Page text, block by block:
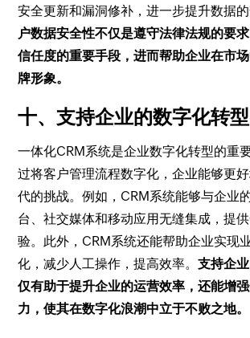
安全更新和漏洞修补，进一步提升数据
户数据安全性不仅是遵守法律法规的要
信任度的重要手段，进而帮助企业在市
牌形象。
十、支持企业的数字化转型
一体化CRM系统是企业数字化转型的重
过将客户管理流程数字化，企业能够更
代的挑战。例如，CRM系统能够与企业
台、社交媒体和移动应用无缝集成，提
验。此外，CRM系统还能帮助企业实现
化，减少人工操作，提高效率。支持企
仅有助于提升企业的运营效率，还能增
力，使其在数字化浪潮中立于不败之地。